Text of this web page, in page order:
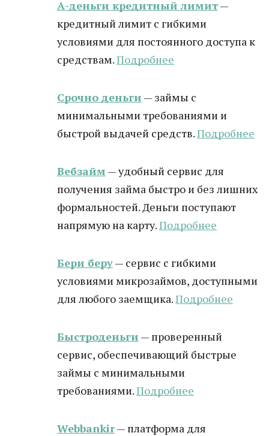
А-деньги кредитный лимит—
кредитный лимит с гибкими
условиями для постоянного доступа к
средствам.Подробнее
Срочно деньги — займы с
минимальными требованиями и
быстрой выдачей средств.Подробнее
Вебзайм — удобный сервис для
получения займа быстро и без лишних
формальностей. Деньги поступают
напрямую на карту.Подробнее
Бери беру— сервис с гибкими
условиями микрозаймов, доступными
для любого заемщика.Подробнее
Быстроденьги — проверенный
сервис, обеспечивающий быстрые
займы с минимальными
требованиями.Подробнее
Webbankir— платформа для